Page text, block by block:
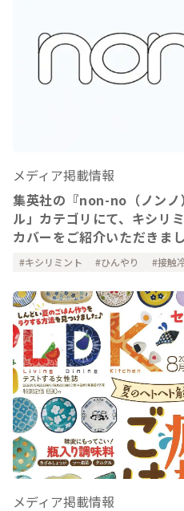
メディア掲載情報
集英社の『non-no（ノンノ
ル」カテゴリにて、キシリ
カバーをご紹介いただきまし
キシリミント ひんやり 接触
メディア掲載情報